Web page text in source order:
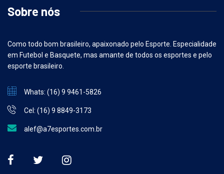
Sobre nós
Como todo bom brasileiro, apaixonado pelo Esporte. Especialidade
em Futebol e Basquete, mas amante de todos os esportes e pelo
esporte brasileiro.
Whats: (16) 9 9461-5826
Cel: (16) 9 8849-3173
alef@a7esportes.com.br